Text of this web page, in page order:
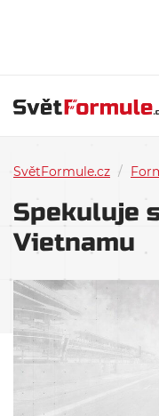
SvětFormule.cz /
Spekuluje
Vietnamu